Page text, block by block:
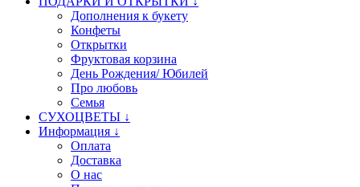
Дополнения к букету
Конфеты
Открытки
Фруктовая корзина
День Рождения/ Юбилей
Про любовь
Семья
СУХОЦВЕТЫ ↓
Информация ↓
Оплата
Доставка
О нас